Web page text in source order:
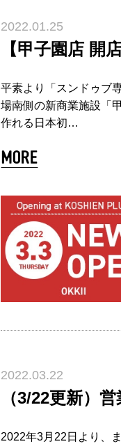
2022.01.25
【甲子園店 開
平素より「スンドゥブ
場南側の新商業施設「
作れる日本初…
2022.03.22
（3/22更新）
2022年3月22日より、